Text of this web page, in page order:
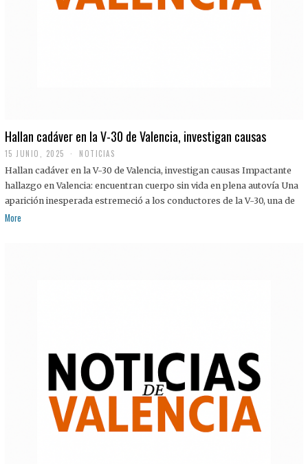
Hallan cadáver en la V-30 de Valencia, investigan causas
15 JUNIO, 2025 NOTICIAS
Hallan cadáver en la V-30 de Valencia, investigan causas Impactante
hallazgo en Valencia: encuentran cuerpo sin vida en plena autovía Una
aparición inesperada estremeció a los conductores de la V-30, una de
More